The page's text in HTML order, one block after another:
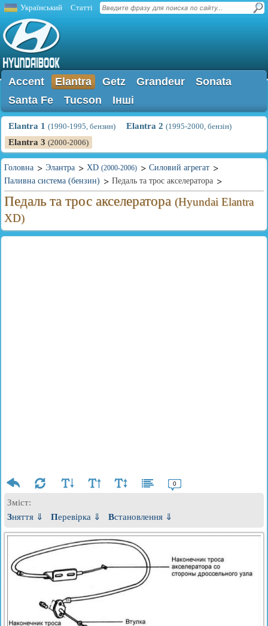
Український Статті
Accent Elantra Getz Grandeur
Sonata
Santa Fe
Tucson Інші
Elantra 1 (1990-1995, бензин) Elantra 2 (1995-2000, бензін)
Elantra 3 (2000-2006)
Головна Элантра XD (2000-2006)
Силовий агрегат
Паливна система (бензин)
Педаль та трос акселератора
Педаль та трос акселератора (Hyundai Elantra
XD)
0
Зміст:
Зняття ⇓
Перевірка ⇓ Встановлення ⇓